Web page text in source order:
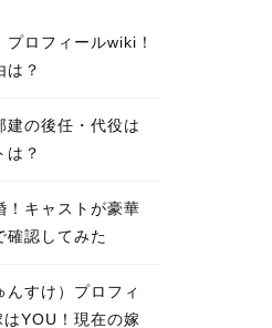
ロフィールwiki！
は？
建の後任・代役は
は？
！キャストが豪華
確認してみた
すけ）プロフィ
YOU！現在の嫁